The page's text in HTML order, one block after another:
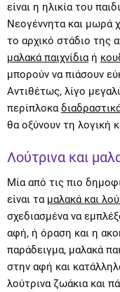
είναι η ηλικία του
Νεογέννητα και μωρά
το αρχικό στάδιο της
μαλακά παιχνίδιαή
μπορούν να πιάσουν
Αντιθέτως, λίγο
περίπλοκα
θα οξύνουν τη λογική
Λούτρινα και
Μία από τις πιο
είναι τα μαλακά και
σχεδιασμένα να
αφή, ή όραση και η
παράδειγμα, μαλακά
στην αφή και
λούτρινα ζωάκια και